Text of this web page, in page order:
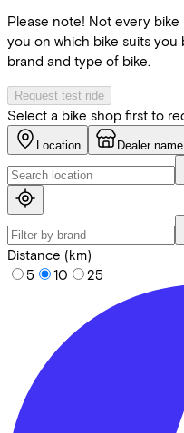
Please note! Not every
you on which bike suits
brand and type of bike.
Request test ride
Select a bike shop first to
Location Dealer name
Distance (km)
5
10 25